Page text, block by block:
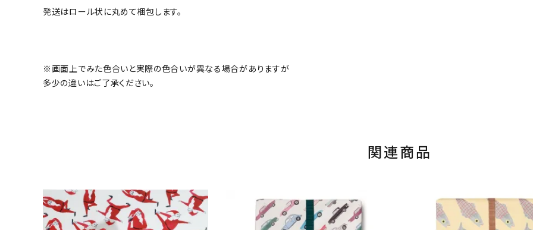
発送はロール状に丸めて梱包します。
※画面上でみた色合いと実際の色合いが異なる場合がありますが
多少の違いはご了承ください。
関連商品